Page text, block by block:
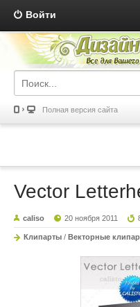
Войти
Полная версия сайта
Vector
caliso 20 ноября 2011
Клипарты / Векторные